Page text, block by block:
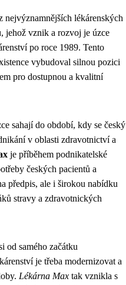
nejvýznamnějších lékárenských
jehož vznik a rozvoj je úzce
po roce 1989. Tento
vybudoval silnou pozici
pro dostupnou a kvalitní
sahají do období, kdy se český
v oblasti zdravotnictví a
je příběhem podnikatelské
českých pacientů a
předpis, ale i širokou nabídku
stravy a zdravotnických
od samého začátku
je třeba modernizovat a
Lékárna Max tak vznikla s